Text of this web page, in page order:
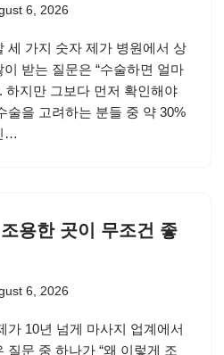
6, 2026
세 가지 숫자 제가 병원에서 상
받는 질문은 “수술하면 얼마
하지만 그보다 먼저 확인해야
술을 고려하는 분들 중 약 30%
…
용한 곳이 무조건 좋
6, 2026
가 10년 넘게 마사지 업계에서
질문 중 하나가 “왜 이렇게 조